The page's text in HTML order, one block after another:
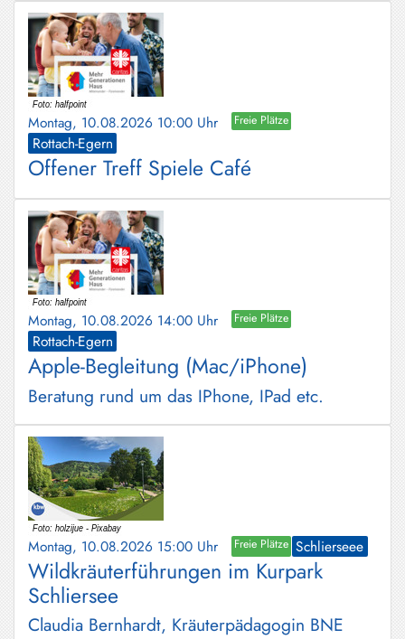
Montag, 10.08.2026 10:00 Uhr Freie Plätze
Rottach-Egern
Offener Treff Spiele Café
Montag, 10.08.2026 14:00 Uhr Freie Plätze
Rottach-Egern
Apple-Begleitung (Mac/iPhone)
Beratung rund um das IPhone, IPad etc.
Montag, 10.08.2026 15:00 Uhr Freie Plätze Schlierseee
Wildkräuterführungen im Kurpark
Schliersee
Claudia Bernhardt, Kräuterpädagogin BNE